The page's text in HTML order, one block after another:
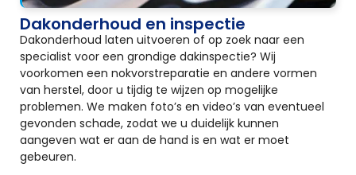
Dakonderhoud en inspectie
Dakonderhoud laten uitvoeren of op zoek naar een
specialist voor een grondige dakinspectie? Wij
voorkomen een nokvorstreparatie en andere vormen
van herstel, door u tijdig te wijzen op mogelijke
problemen. We maken foto’s en video’s van eventueel
gevonden schade, zodat we u duidelijk kunnen
aangeven wat er aan de hand is en wat er moet
gebeuren.